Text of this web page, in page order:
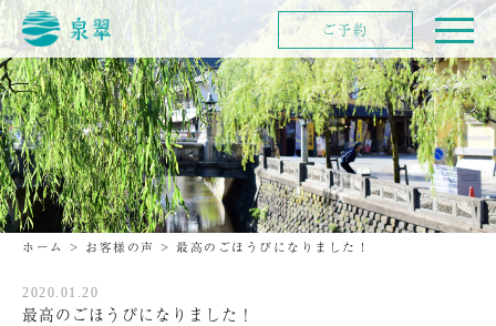
ホーム > お客様の声 > 最高のごほうびになりました！
2020.01.20
最高のごほうびになりました！
ご予約